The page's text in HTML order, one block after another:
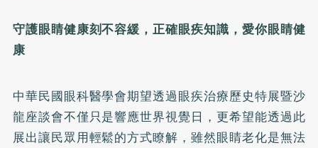
守護眼睛健康刻不容緩，正確眼疾知識，愛你眼睛健
康
中華民國眼科醫學會期望透過眼疾治療歷史特展暨沙
龍座談會不僅只是響應世界視覺日，更希望能透過此
展出讓民眾用輕鬆的方式瞭解，雖然眼睛老化是無法